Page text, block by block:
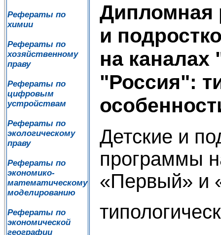
Рефераты по
химии
Рефераты по
хозяйственному
праву
Рефераты по
цифровым
устройствам
Рефераты по
экологическому
праву
Рефераты по
экономико-
математическому
моделированию
Рефераты по
экономической
географии
Дипломная
и
на
"Россия":
Детские и
программы
«Первый» и